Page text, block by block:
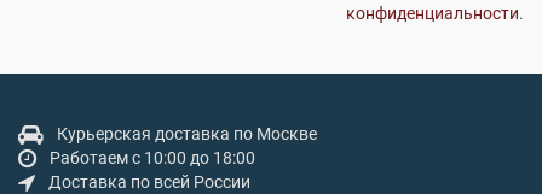
конфиденциальности.
Курьерская доставка по Москве
Работаем с 10:00 до 18:00
Доставка по всей России